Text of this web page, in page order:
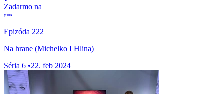
Zadarmo na
Epizóda 222
Na hrane (Michelko I Hlina)
Séria 6 •22. feb 2024